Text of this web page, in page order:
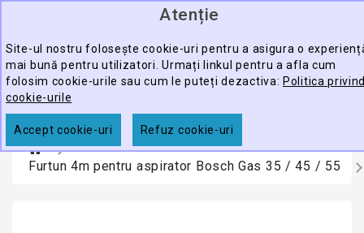
Atenție
Site-ul nostru folosește cookie-uri pentru a asigura o
mai bună pentru utilizatori. Urmați linkul pentru a afla cum
folosim cookie-urile sau cum le puteți dezactiva: Politica
cookie-urile
Accept cookie-uri Refuz cookie-uri
CĂUTARE
ECHIPAMENTE
PROFESIONALE
ACCESORII
PROMOTII
Furtun 4m pentru aspirator Bosch Gas 35 / 45 / 55